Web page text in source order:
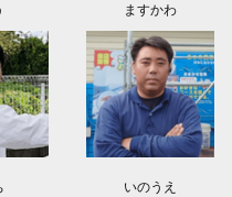
ますかわ
いのうえ